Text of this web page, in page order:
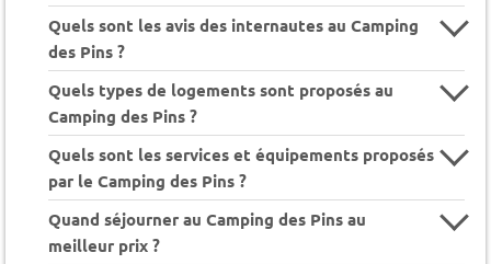
Quels sont les avis des internautes au Camping
des Pins ?
Quels types de logements sont proposés au
Camping des Pins ?
Quels sont les services et équipements proposés
par le Camping des Pins ?
Quand séjourner au Camping des Pins au
meilleur prix ?